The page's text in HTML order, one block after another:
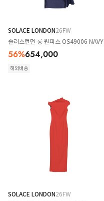
SOLACE LONDON26FW
솔러스런던 롱 원피스 OS49006 NAVY
56%654,000
해외배송
SOLACE LONDON26FW